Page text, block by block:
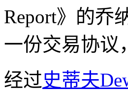
Report》的乔
一份交易协议
经过史蒂夫